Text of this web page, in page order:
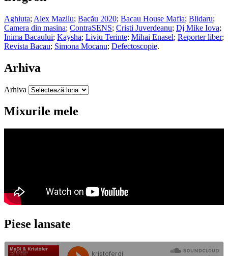
Aghiuta; Alex Mazilu; Bacău 2020; Bacau House Mafia; Blidaru;
Camera din masina; ContraSENS; Cristi Juverdeanu; Dj Mike Iova;
Inima Bacaului; Kaysha; Liviu Terinte; Mihai Enasel; Reporter liber;
Revista Bacau; Simona Mocanu; Defectoscopie.
Arhiva
Arhiva
Mixurile mele
Piese lansate